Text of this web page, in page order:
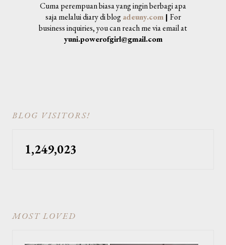
Cuma perempuan biasa yang ingin berbagi apa
saja melalui diary di blogadeuny.com| For
business inquiries, you can reach me via email at
yuni.powerofgirl@gmail.com
BLOG VISITORS!
1,249,023
MOST LOVED